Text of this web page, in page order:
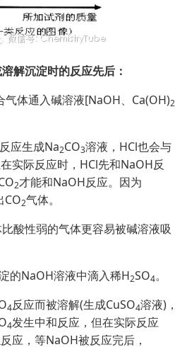
解沉淀时的反应先后：
气体通入碱溶液[NaOH、Ca(OH)2
应生成Na2CO3溶液，HCl也会与
实际反应时，HCl先和NaOH反
2才能和NaOH反应。因为
CO2气体。
酸性弱的气体更容易被碱溶液吸
的NaOH溶液中滴入稀H2SO4。
4反应而被溶解(生成CuSO4溶液)，
4发生中和反应，但在实际反应
反应，等NaOH被反应完后，